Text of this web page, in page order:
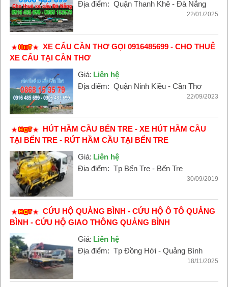
Địa điểm: Quận Thanh Khê - Đà Nẵng
22/01/2025
XE CẨU CẦN THƠ GỌI 0916485699 - CHO THUÊ
XE CẨU TẠI CẦN THƠ
Giá: Liên hệ
Địa điểm: Quận Ninh Kiều - Cần Thơ
22/09/2023
HÚT HẦM CẦU BẾN TRE - XE HÚT HẦM CẦU
TẠI BẾN TRE - RÚT HẦM CẦU TẠI BẾN TRE
Giá: Liên hệ
Địa điểm: Tp Bến Tre - Bến Tre
30/09/2019
CỨU HỘ QUẢNG BÌNH - CỨU HỘ Ô TÔ QUẢNG
BÌNH - CỨU HỘ GIAO THÔNG QUẢNG BÌNH
Giá: Liên hệ
Địa điểm: Tp Đồng Hới - Quảng Bình
18/11/2025